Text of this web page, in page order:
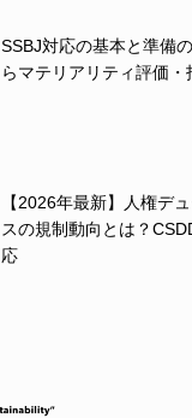
SSBJ対応の基本と準備
らマテリアリティ評価・
【2026年最新】人権デ
スの規制動向とは？
応